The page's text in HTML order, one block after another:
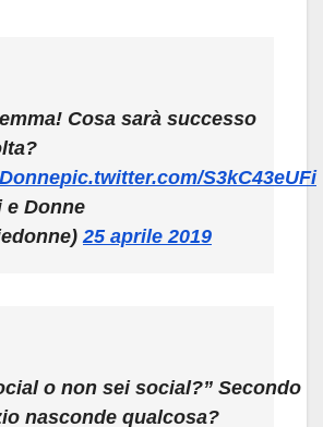
Cosa sarà successo
pic.twitter.com/S3kC43eUFi
Donne
25 aprile 2019
o non sei social?” Secondo
nasconde qualcosa?